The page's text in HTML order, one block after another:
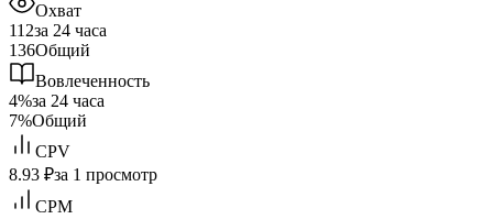
Охват
112за 24 часа
136Общий
Вовлеченность
4%за 24 часа
7%Общий
CPV
8.93 ₽за 1 просмотр
CPM